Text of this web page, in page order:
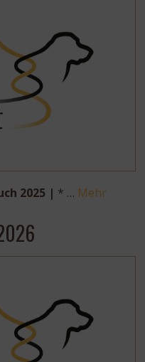
2025 | * … Mehr